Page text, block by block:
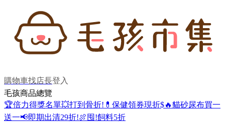
購物車找店長登入
毛孩商品總覽
🏆倍力得獎名單💥打到骨折! 💊保健領券現折$🔥貓砂尿布買一
送一📢即期出清29折!🍖囤!飼料5折